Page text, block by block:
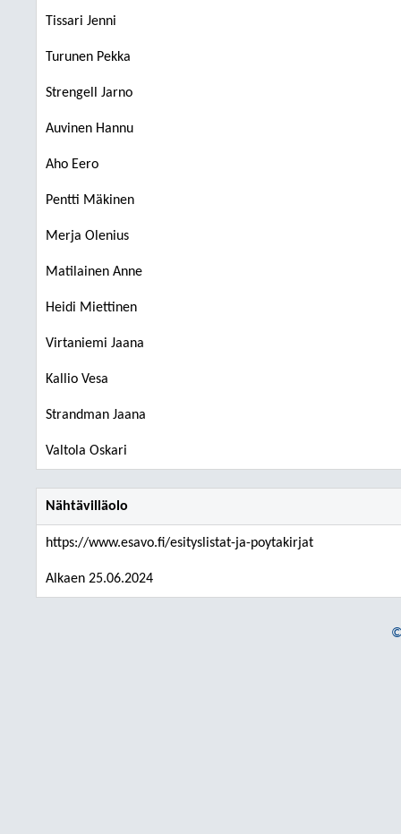
Tissari Jenni
Turunen Pekka
Strengell Jarno
Auvinen Hannu
Aho Eero
Pentti Mäkinen
Merja Olenius
Matilainen Anne
Heidi Miettinen
Virtaniemi Jaana
Kallio Vesa
Strandman Jaana
Valtola Oskari
Nähtävilläolo
https://www.esavo.fi/esityslistat-ja-poytakirjat
Alkaen 25.06.2024